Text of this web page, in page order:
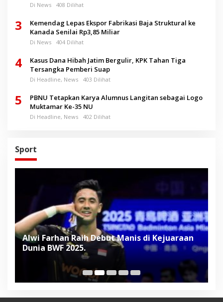
Di News 408 Dilihat
3
Kemendag Lepas Ekspor Fabrikasi Baja Struktural ke
Kanada Senilai Rp3,85 Miliar
Di News 404 Dilihat
4
Kasus Dana Hibah Jatim Bergulir, KPK Tahan Tiga
Tersangka Pemberi Suap
Di Headline, News 403 Dilihat
5
PBNU Tetapkan Karya Alumnus Langitan sebagai Logo
Muktamar Ke-35 NU
Di Headline, News 402 Dilihat
Sport
Alwi Farhan Raih Debut Manis di Kejuaraan
Dunia BWF 2025.